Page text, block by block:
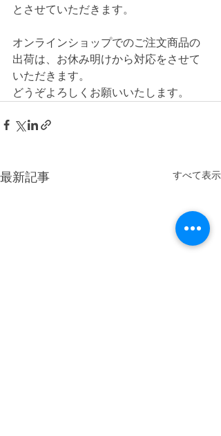
とさせていただきます。
オンラインショップでのご注文商品の
出荷は、お休み明けから対応をさせて
いただきます。
どうぞよろしくお願いいたします。
最新記事 すべて表示